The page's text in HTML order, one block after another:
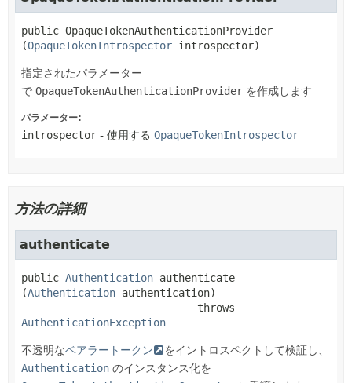
public OpaqueTokenAuthenticationProvider
(OpaqueTokenIntrospector introspector)
指定されたパラメーター
で OpaqueTokenAuthenticationProvider を作成します
パラメーター:
introspector - 使用する OpaqueTokenIntrospector
方法の詳細
authenticate
public Authentication authenticate
(Authentication authentication)
                            throws
AuthenticationException
不透明なベアラートークン
をイントロスペクトして検証し、
Authentication のインスタンス化を